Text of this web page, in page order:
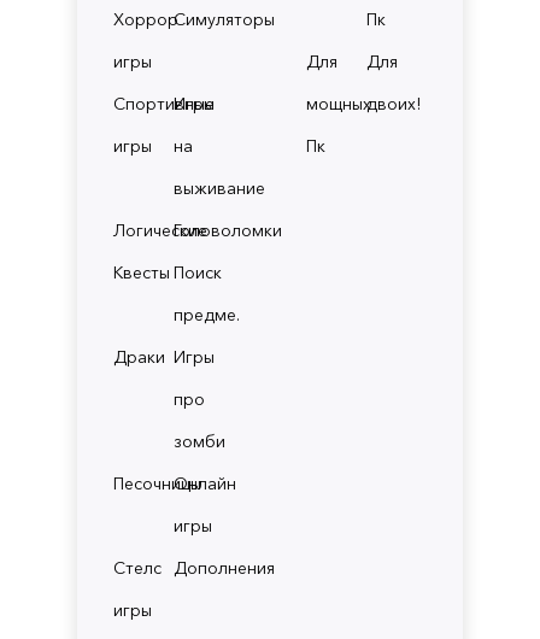
Хоррор
игры
Симуляторы
Спортивные
игры
Игры
на
выживание
ЛогическиеГоловоломки
Квесты Поиск
предме.
Драки Игры
про
зомби
ПесочницыОнлайн
игры
Стелс
игры
Дополнения
Пк
Для
мощных
Пк
Для
двоих!